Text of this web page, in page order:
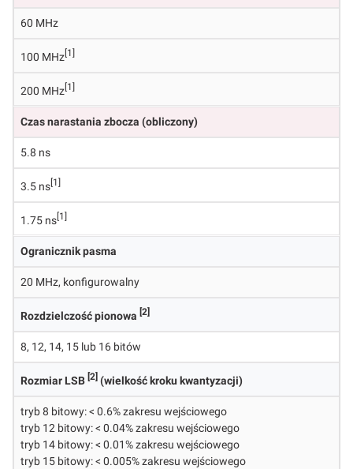
60 MHz
100 MHz[1]
200 MHz[1]
Czas narastania zbocza (obliczony)
5.8 ns
3.5 ns[1]
1.75 ns[1]
Ogranicznik pasma
20 MHz, konfigurowalny
Rozdzielczość pionowa [2]
8, 12, 14, 15 lub 16 bitów
Rozmiar LSB [2] (wielkość kroku kwantyzacji)
tryb 8 bitowy: < 0.6% zakresu wejściowego
tryb 12 bitowy: < 0.04% zakresu wejściowego
tryb 14 bitowy: < 0.01% zakresu wejściowego
tryb 15 bitowy: < 0.005% zakresu wejściowego